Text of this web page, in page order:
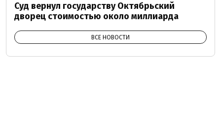
Суд вернул государству Октябрьский
дворец стоимостью около миллиарда
ВСЕ НОВОСТИ